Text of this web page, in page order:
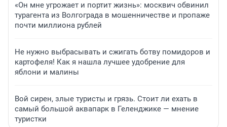
«Он мне угрожает и портит жизнь»: москвич обвинил
турагента из Волгограда в мошенничестве и пропаже
почти миллиона рублей
Не нужно выбрасывать и сжигать ботву помидоров и
картофеля! Как я нашла лучшее удобрение для
яблони и малины
Вой сирен, злые туристы и грязь. Стоит ли ехать в
самый большой аквапарк в Геленджике — мнение
туристки